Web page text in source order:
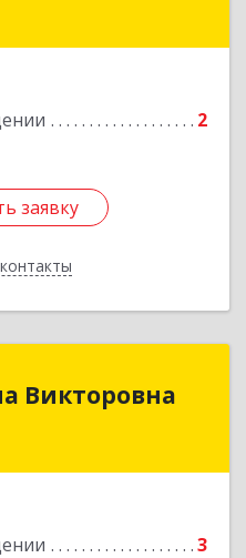
2
заявку
заявку
Викторовна
3